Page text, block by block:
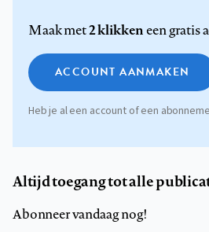
Maak met2 klikkeneen gratis
ACCOUNT AANMAKEN
Heb je al een account of een
Altijd toegang tot alle
Abonneer vandaag nog!